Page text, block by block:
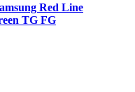
Red Line
TG FG